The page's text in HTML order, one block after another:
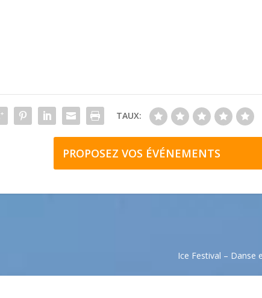
TAUX:
PROPOSEZ VOS ÉVÉNEMENTS
Ice Festival – Danse